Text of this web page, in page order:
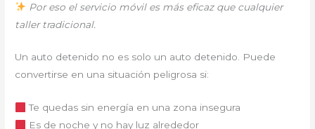
Por eso el servicio móvil es más eficaz que cualquier
taller tradicional.
Un auto detenido no es solo un auto detenido. Puede
convertirse en una situación peligrosa si:
Te quedas sin energía en una zona insegura
Es de noche y no hay luz alrededor